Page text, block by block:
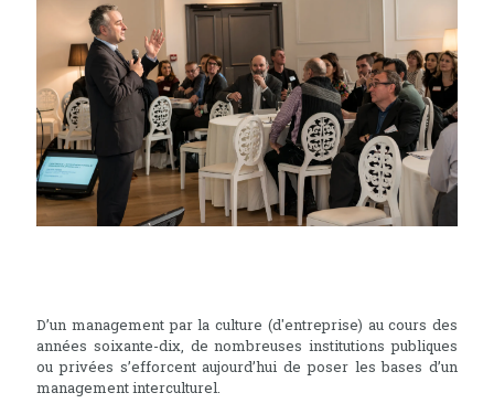
D’un management par la culture (d'entreprise) au cours des
années soixante-dix, de nombreuses institutions publiques
ou privées s’efforcent aujourd’hui de poser les bases d’un
management interculturel.